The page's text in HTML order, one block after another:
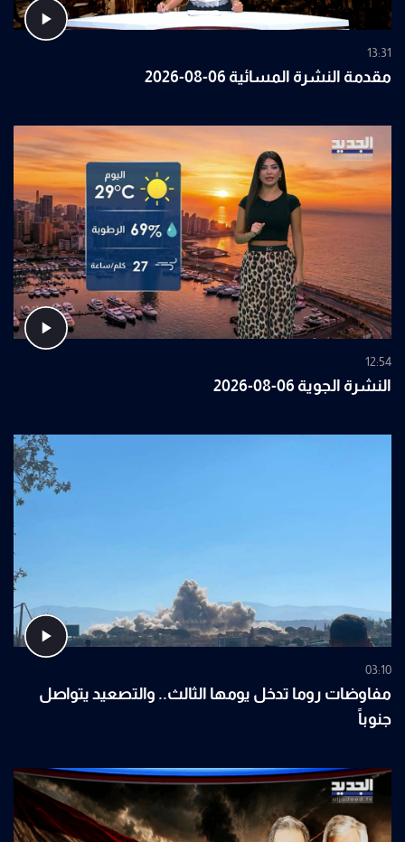
13:31
مقدمة النشرة المسائية 06-08-2026
12:54
النشرة الجوية 06-08-2026
03:10
مفاوضات روما تدخل يومها الثالث.. والتصعيد يتواصل
جنوباً